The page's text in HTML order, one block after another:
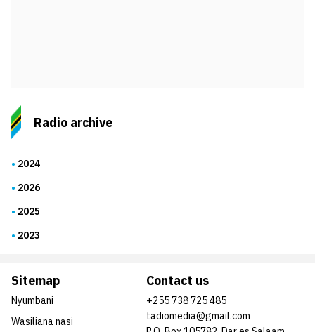
Radio archive
2024
2026
2025
2023
Sitemap
Nyumbani
Wasiliana nasi
Contact us
+255 738 725 485
tadiomedia@gmail.com